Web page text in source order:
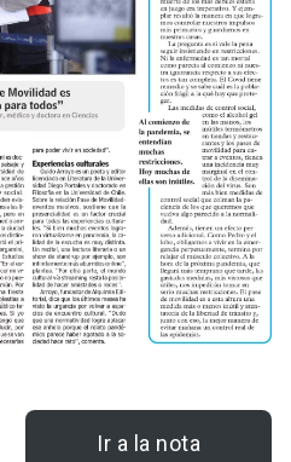
Ir a la nota